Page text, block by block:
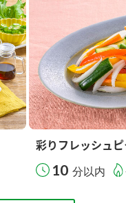
彩りフレッシュ
10 分以内